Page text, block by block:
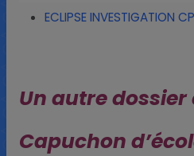
ECLIPSE INVESTIGATION
Un autre dossier
Capuchon